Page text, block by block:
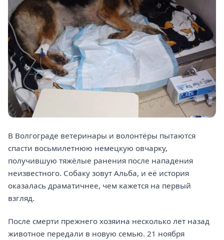
В Волгограде ветеринары и волонтёры пытаются
спасти восьмилетнюю немецкую овчарку,
получившую тяжёлые ранения после нападения
неизвестного. Собаку зовут Альба, и её история
оказалась драматичнее, чем кажется на первый
взгляд.
После смерти прежнего хозяина несколько лет назад
животное передали в новую семью. 21 ноября